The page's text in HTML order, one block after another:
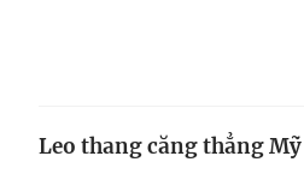
Leo thang căng thẳng